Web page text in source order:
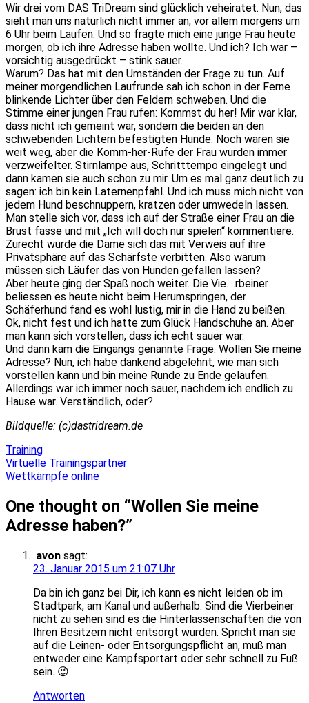
Wir drei vom DAS TriDream sind glücklich veheiratet. Nun, das
sieht man uns natürlich nicht immer an, vor allem morgens um
6 Uhr beim Laufen. Und so fragte mich eine junge Frau heute
morgen, ob ich ihre Adresse haben wollte. Und ich? Ich war –
vorsichtig ausgedrückt – stink sauer.
Warum? Das hat mit den Umständen der Frage zu tun. Auf
meiner morgendlichen Laufrunde sah ich schon in der Ferne
blinkende Lichter über den Feldern schweben. Und die
Stimme einer jungen Frau rufen: Kommst du her! Mir war klar,
dass nicht ich gemeint war, sondern die beiden an den
schwebenden Lichtern befestigten Hunde. Noch waren sie
weit weg, aber die Komm-her-Rufe der Frau wurden immer
verzweifelter. Stirnlampe aus, Schritttempo eingelegt und
dann kamen sie auch schon zu mir. Um es mal ganz deutlich zu
sagen: ich bin kein Laternenpfahl. Und ich muss mich nicht von
jedem Hund beschnuppern, kratzen oder umwedeln lassen.
Man stelle sich vor, dass ich auf der Straße einer Frau an die
Brust fasse und mit „Ich will doch nur spielen“ kommentiere.
Zurecht würde die Dame sich das mit Verweis auf ihre
Privatsphäre auf das Schärfste verbitten. Also warum
müssen sich Läufer das von Hunden gefallen lassen?
Aber heute ging der Spaß noch weiter. Die Vie….rbeiner
beliessen es heute nicht beim Herumspringen, der
Schäferhund fand es wohl lustig, mir in die Hand zu beißen.
Ok, nicht fest und ich hatte zum Glück Handschuhe an. Aber
man kann sich vorstellen, dass ich echt sauer war.
Und dann kam die Eingangs genannte Frage: Wollen Sie meine
Adresse? Nun, ich habe dankend abgelehnt, wie man sich
vorstellen kann und bin meine Runde zu Ende gelaufen.
Allerdings war ich immer noch sauer, nachdem ich endlich zu
Hause war. Verständlich, oder?
Bildquelle: (c)dastridream.de
Training
Beitragsnavigation
Virtuelle Trainingspartner
Wettkämpfe online
One thought on “Wollen Sie meine
Adresse haben?”
avon sagt:
23. Januar 2015 um 21:07 Uhr
Da bin ich ganz bei Dir, ich kann es nicht leiden ob im
Stadtpark, am Kanal und außerhalb. Sind die Vierbeiner
nicht zu sehen sind es die Hinterlassenschaften die von
Ihren Besitzern nicht entsorgt wurden. Spricht man sie
auf die Leinen- oder Entsorgungspflicht an, muß man
entweder eine Kampfsportart oder sehr schnell zu Fuß
sein. 😉
Antworten